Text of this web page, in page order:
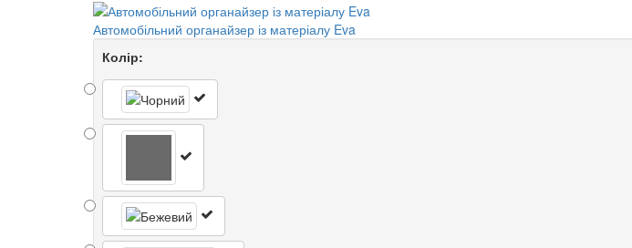
Автомобільний органайзер із матеріалу Eva
Колір: